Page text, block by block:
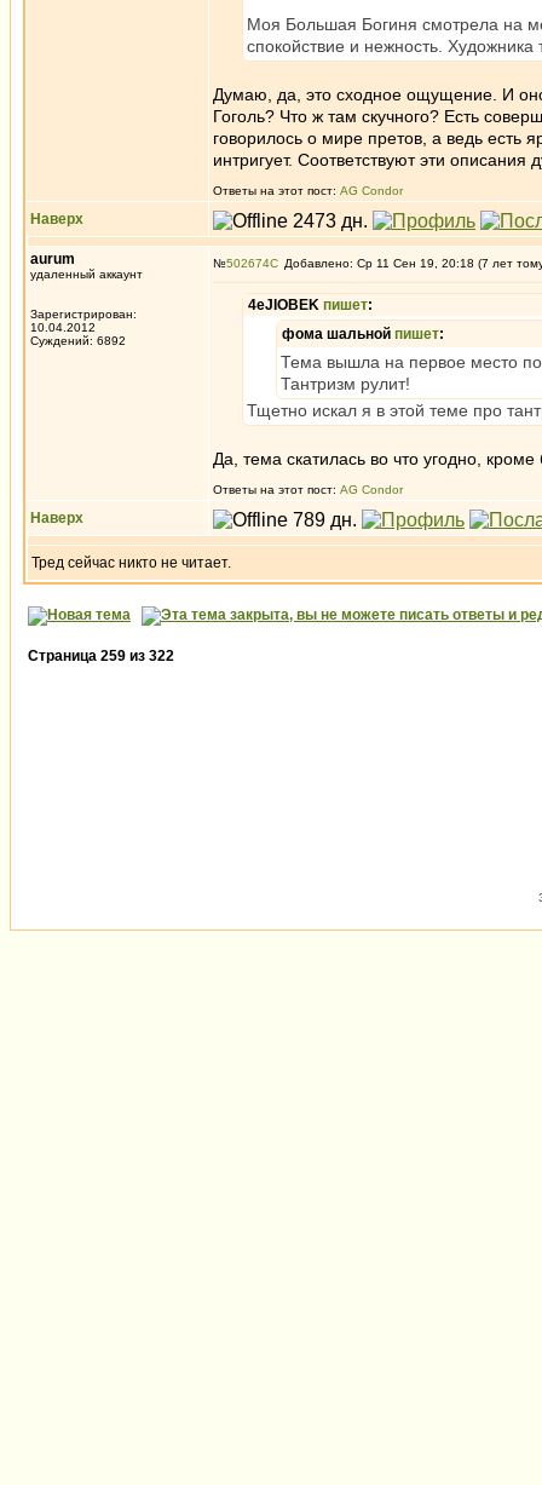
Моя Большая Богиня смотрела на
спокойствие и нежность.
Думаю, да, это сходное ощущение. И
Гоголь? Что ж там скучного? Есть
говорилось о мире претов, а ведь есть
интригует. Соответствуют эти описания
Ответы на этот пост: AG Condor
Наверх
aurum
удаленный аккаунт
Зарегистрирован:
10.04.2012
Суждений: 6892
№502674 Добавлено: Ср 11 Сен 19, 20:18 (7 лет
4eJIOBEK пишет:
фома шальной пишет:
Тема вышла на первое место по
Тантризм рулит!
Тщетно искал я в этой теме про
Да, тема скатилась во что угодно, кроме
Ответы на этот пост: AG Condor
Наверх
Тред сейчас никто не читает.
Страница 259 из 322